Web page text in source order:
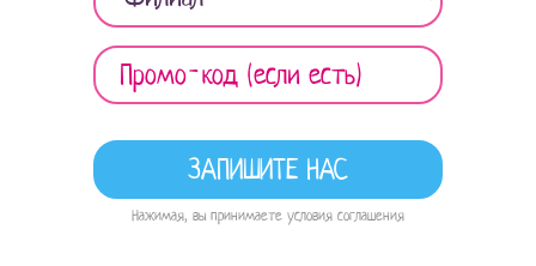
Нажимая, вы принимаете условия соглашения